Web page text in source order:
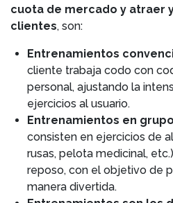
cuota de mercado y atraer
clientes, son:
Entrenamientos
cliente trabaja codo con
personal, ajustando la
ejercicios al usuario.
Entrenamientos en
consisten en ejercicios de
rusas, pelota medicinal,
reposo, con el objetivo de
manera divertida.